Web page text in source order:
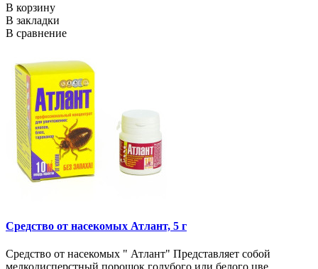
В корзину
В закладки
В сравнение
Средство от насекомых Атлант, 5 г
Средство от насекомых " Атлант" Представляет собой